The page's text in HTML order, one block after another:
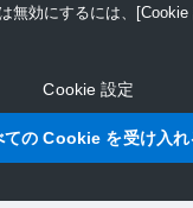
無効にするには、[Cookie
Cookie 設定
ての Cookie を受け入れ